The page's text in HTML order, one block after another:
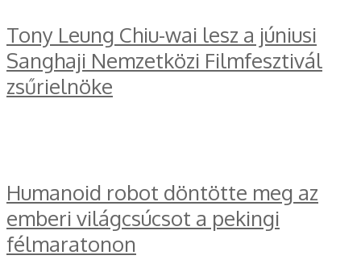
Tony Leung Chiu-wai lesz a júniusi
Sanghaji Nemzetközi Filmfesztivál
zsűrielnöke
Humanoid robot döntötte meg az
emberi világcsúcsot a pekingi
félmaratonon